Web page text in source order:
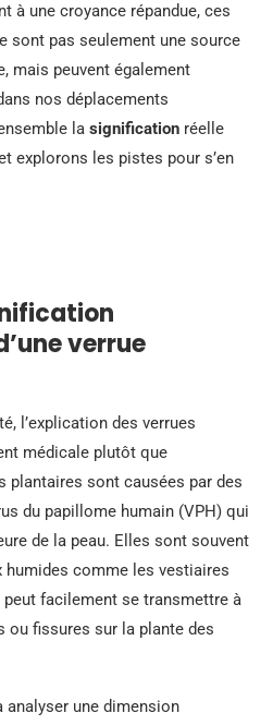
à une croyance répandue, ces
sont pas seulement une source
mais peuvent également
nos déplacements
la signification réelle
explorons les pistes pour s’en
verrue
l’explication des verrues
médicale plutôt que
plantaires sont causées par des
du papillome humain (VPH) qui
de la peau. Elles sont souvent
comme les vestiaires
facilement se transmettre à
ou fissures sur la plante des
analyser une dimension